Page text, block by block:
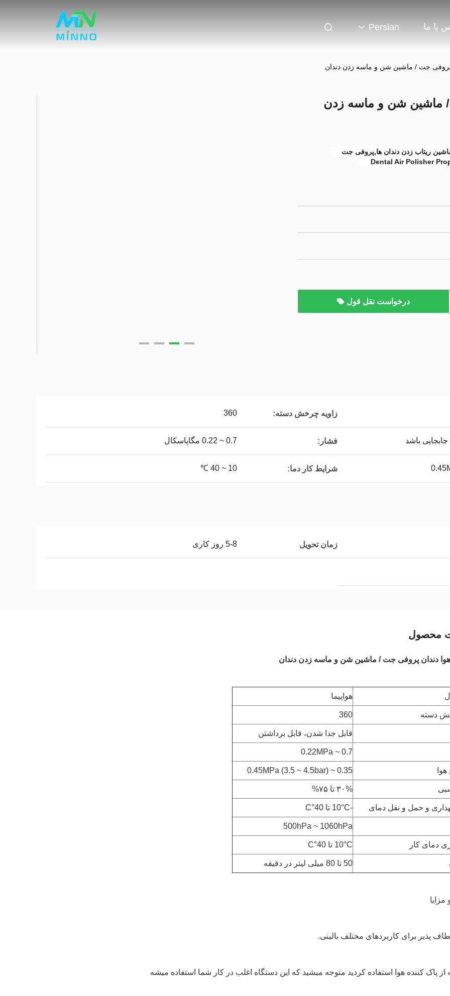
با ما Persian
پروفی جت / ماشین شن و ماسه زدن دندان
/ ماشین شن و ماسه زدن
ریتاب زدن دندان ها,پروفی جت
Dental Air Polisher
درخواست نقل قول
زاویه چرخش دسته: 360
باشد فشار: 0.7 ~ 0.22 مگاپاسکال
شرایط کار دما: 10 ~ 40 ℃
زمان تحویل 5-8 روز کاری
محصول
هوا دندان پروفی جت / ماشین شن و ماسه زدن دندان
هواپيما
دسته 360
قابل جدا شدن، قابل برداشتن
0.7 ~ 0.22MPa
0.35 ~ 0.45MPa (3.5 ~ 4.5bar)
۳۰% تا ۷۵%
و حمل و نقل دمای -10°C تا 40°C
500hPa ~ 1060hPa
دمای کار 10°C تا 40°C
50 تا 80 میلی لیتر در دقیقه
پذیر برای کاربردهای مختلف بالینی.
از پاک کننده هوا استفاده کرديد متوجه ميشيد که اين دستگاه اغلب در کار شما استفاده ميشه